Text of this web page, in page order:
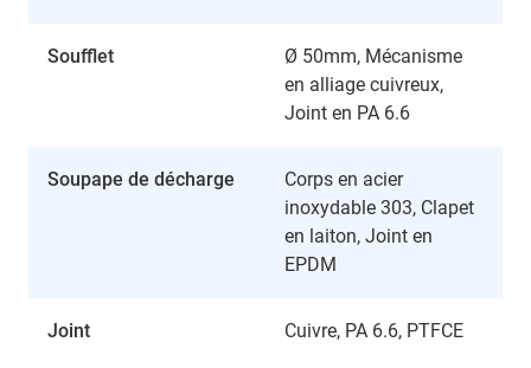
Soufflet
Ø 50mm, Mécanisme
en alliage cuivreux,
Joint en PA 6.6
Soupape de décharge
Corps en acier
inoxydable 303, Clapet
en laiton, Joint en
EPDM
Joint Cuivre, PA 6.6, PTFCE